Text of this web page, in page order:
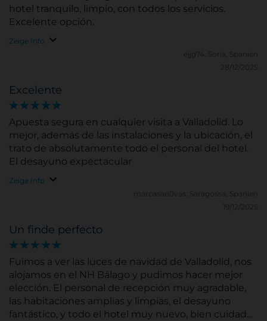
hotel tranquilo, limpio, con todos los servicios.
Excelente opción.
Zeige Info
Excelente
Apuesta segura en cualquier visita a Valladolid. Lo
mejor, además de las instalaciones y la ubicación, el
trato de absolutamente todo el personal del hotel.
El desayuno expectacular
Zeige Info
Un finde perfecto
Fuimos a ver las luces de navidad de Valladolid, nos
alojamos en el NH Bálago y pudimos hacer mejor
elección. El personal de recepción muy agradable,
las habitaciones amplias y limpias, el desayuno
fantástico, y todo el hotel muy nuevo, bien cuidado